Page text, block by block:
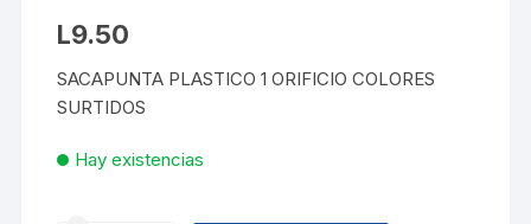
L9.50
SACAPUNTA PLASTICO 1 ORIFICIO COLORES
SURTIDOS
Hay existencias